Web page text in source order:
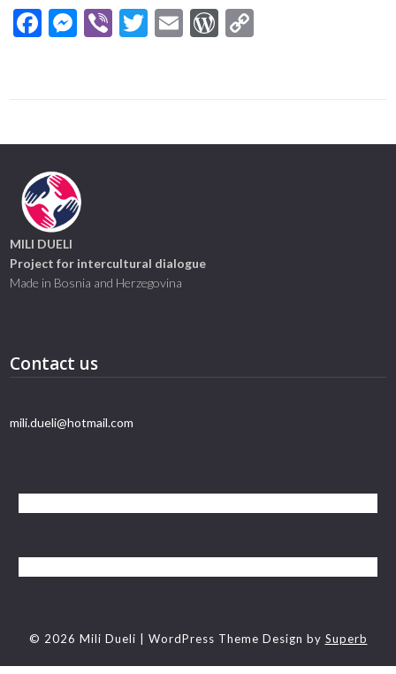
Facebook
Messenger
ViberTwitter
EmailWordPress
MILI DUELI
Project for intercultural dialogue
Made in Bosnia and Herzegovina
Contact us
mili.dueli@hotmail.com
© 2026 Mili Dueli | WordPress Theme Design by Superb